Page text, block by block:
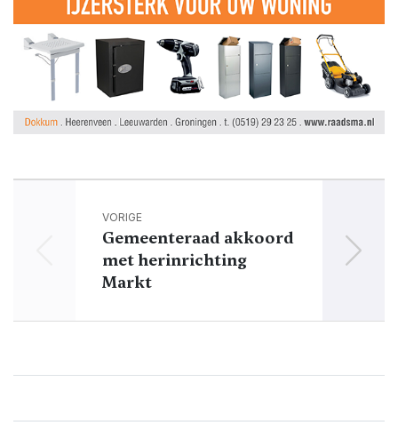
VORIGE
Gemeenteraad akkoord
met herinrichting
Markt